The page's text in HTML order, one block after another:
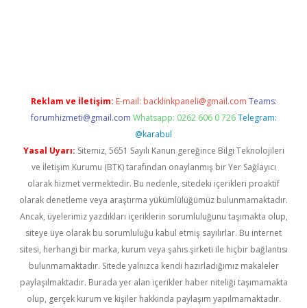
Reklam ve İletişim: E-mail: backlinkpaneli@gmail.com Teams:
forumhizmeti@gmail.com Whatsapp: 0262 606 0 726 Telegram:
@karabul
Yasal Uyarı: Sitemiz, 5651 Sayılı Kanun gereğince Bilgi Teknolojileri
ve İletişim Kurumu (BTK) tarafından onaylanmış bir Yer Sağlayıcı
olarak hizmet vermektedir. Bu nedenle, sitedeki içerikleri proaktif
olarak denetleme veya araştırma yükümlülüğümüz bulunmamaktadır.
Ancak, üyelerimiz yazdıkları içeriklerin sorumluluğunu taşımakta olup,
siteye üye olarak bu sorumluluğu kabul etmiş sayılırlar. Bu internet
sitesi, herhangi bir marka, kurum veya şahıs şirketi ile hiçbir bağlantısı
bulunmamaktadır. Sitede yalnızca kendi hazırladığımız makaleler
paylaşılmaktadır. Burada yer alan içerikler haber niteliği taşımamakta
olup, gerçek kurum ve kişiler hakkında paylaşım yapılmamaktadır.